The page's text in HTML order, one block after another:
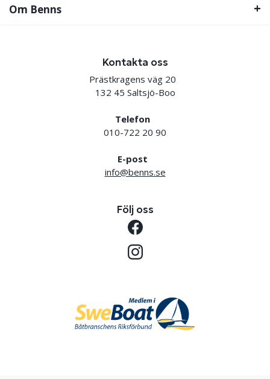
Om Benns
Kontakta oss
Prästkragens väg 20
132 45 Saltsjö-Boo
Telefon
010-722 20 90
E-post
info@benns.se
Följ oss